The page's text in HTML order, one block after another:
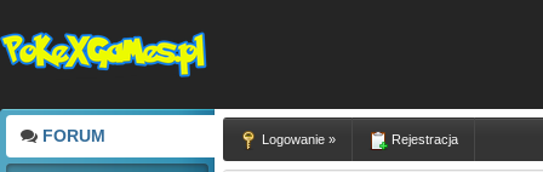
FORUM Logowanie » Rejestracja